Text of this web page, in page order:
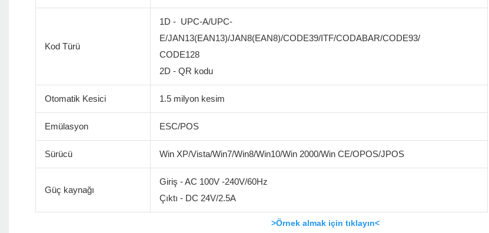
Kod Türü
1D - UPC-A/UPC-
E/JAN13(EAN13)/JAN8(EAN8)/CODE39/ITF/CODABAR/CODE93/
CODE128
2D - QR kodu
Otomatik Kesici 1.5 milyon kesim
Emülasyon ESC/POS
Sürücü Win XP/Vista/Win7/Win8/Win10/Win 2000/Win CE/OPOS/JPOS
Güç kaynağı
Giriş - AC 100V -240V/60Hz
Çıktı - DC 24V/2.5A
>Örnek almak için tıklayın<